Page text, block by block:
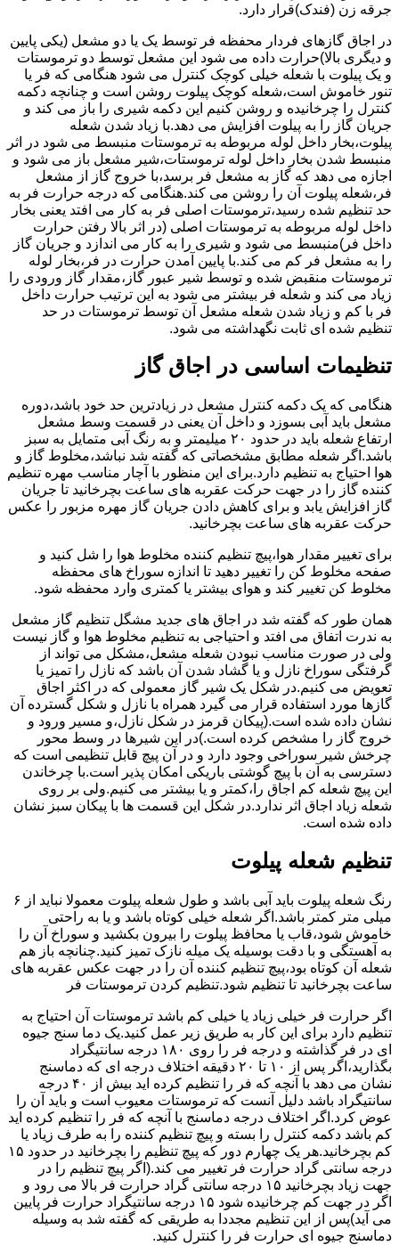
جرقه زن (فندک)قرار دارد.
در اجاق گازهای فردار محفظه فر توسط یک یا دو مشعل (یکی پایین
و دیگری بالا)حرارت داده می شود این مشعل توسط دو ترموستات
و یک پیلوت با شعله خیلی کوچک کنترل می شود هنگامی که فر یا
تنور خاموش است،شعله کوچک پیلوت روشن است و چنانچه دکمه
کنترل را چرخانیده و روشن کنیم این دکمه شیری را باز می کند و
جریان گاز را به پیلوت افزایش می دهد.با زیاد شدن شعله
پیلوت،بخار داخل لوله مربوطه به ترموستات منبسط می شود در اثر
منبسط شدن بخار داخل لوله ترموستات،شیر مشعل باز می شود و
اجازه می دهد که گاز به مشعل فر برسد،با خروج گاز از مشعل
فر،شعله پیلوت آن را روشن می کند.هنگامی که درجه حرارت فر به
حد تنظیم شده رسید،ترموستات اصلی فر به کار می افتد یعنی بخار
داخل لوله مربوطه به ترموستات اصلی (در اثر بالا رفتن حرارت
داخل فر)منبسط می شود و شیری را به کار می اندازد و جریان گاز
را به مشعل فر کم می کند.با پایین آمدن حرارت در فر،بخار لوله
ترموستات منقبض شده و توسط شیر عبور گاز،مقدار گاز ورودی را
زیاد می کند و شعله فر بیشتر می شود به این ترتیب حرارت داخل
فر با کم و زیاد شدن شعله مشعل آن توسط ترموستات در حد
تنظیم شده ای ثابت نگهداشته می شود.
تنظیمات اساسی در اجاق گاز
هنگامی که یک دکمه کنترل مشعل در زیادترین حد خود باشد،دوره
مشعل باید آبی بسوزد و داخل آن یعنی در قسمت وسط مشعل
ارتفاع شعله باید در حدود ۲۰ میلیمتر و به رنگ آبی متمایل به سبز
باشد.اگر شعله مطابق مشخصاتی که گفته شد نباشد،مخلوط گاز و
هوا احتیاج به تنظیم دارد.برای این منظور با آچار مناسب مهره تنظیم
کننده گاز را در جهت حرکت عقربه های ساعت بچرخانید تا جریان
گاز افزایش یابد و برای کاهش دادن جریان گاز مهره مزبور را عکس
حرکت عقربه های ساعت بچرخانید.
برای تغییر مقدار هوا،پیچ تنظیم کننده مخلوط هوا را شل کنید و
صفحه مخلوط کن را تغییر دهید تا اندازه سوراخ های محفظه
مخلوط کن تغییر کند و هوای بیشتر یا کمتری وارد محفظه شود.
همان طور که گفته شد در اجاق های جدید مشگل تنظیم گاز مشعل
به ندرت اتفاق می افتد و احتیاجی به تنظیم مخلوط هوا و گاز نیست
ولی در صورت مناسب نبودن شعله مشعل،مشکل می تواند از
گرفتگی سوراخ نازل و یا گشاد شدن آن باشد که نازل را تمیز یا
تعویض می کنیم.در شکل یک شیر گاز معمولی که در اکثر اجاق
گازها مورد استفاده قرار می گیرد همراه با نازل و شکل گسترده آن
نشان داده شده است.(پیکان قرمز در شکل نازل،و مسیر ورود و
خروج گاز را مشخص کرده است.)در این شیرها در وسط محور
چرخش شیر سوراخی وجود دارد و در آن پیچ قابل تنظیمی است که
دسترسی به آن با پیچ گوشتی باریکی امکان پذیر است.با چرخاندن
این پیچ شعله کم اجاق را،کمتر و یا بیشتر می کنیم.ولی بر روی
شعله زیاد اجاق اثر ندارد.در شکل این قسمت ها با پیکان سبز نشان
داده شده است.
تنظیم شعله پیلوت
رنگ شعله پیلوت باید آبی باشد و طول شعله پیلوت معمولا نباید از ۶
میلی متر کمتر باشد.اگر شعله خیلی کوتاه باشد و یا به راحتی
خاموش شود،قاب یا محافظ پیلوت را بیرون بکشید و سوراخ آن را
به آهستگی و با دقت بوسیله یک میله نازک تمیز کنید.چنانچه باز هم
شعله آن کوتاه بود،پیچ تنظیم کننده آن را در جهت عکس عقربه های
ساعت بچرخانید تا تنظیم شود.تنظیم کردن ترموستات فر
اگر حرارت فر خیلی زیاد یا خیلی کم باشد ترموستات آن احتیاج به
تنظیم دارد برای این کار به طریق زیر عمل کنید.یک دما سنج جیوه
ای در فر گذاشته و درجه فر را روی ۱۸۰ درجه سانتیگراد
بگذارید،اگر پس از ۱۰ تا ۲۰ دقیقه اختلاف درجه ای که دماسنج
نشان می دهد با آنچه که فر را تنظیم کرده اید بیش از ۴۰ درجه
سانتیگراد باشد دلیل آنست که ترموستات معیوب است و باید آن را
عوض کرد.اگر اختلاف درجه دماسنج با آنچه که فر را تنظیم کرده اید
کم باشد دکمه کنترل را بسته و پیچ تنظیم کننده را به طرف زیاد یا
کم بچرخانید.هر یک چهارم دور که پیچ تنظیم را بچرخانید در حدود ۱۵
درجه سانتی گراد حرارت فر تغییر می کند.(اگر پیچ تنظیم را در
جهت زیاد بچرخانید ۱۵ درجه سانتی گراد حرارت فر بالا می رود و
اگر در جهت کم چرخانیده شود ۱۵ درجه سانتیگراد حرارت فر پایین
می آید)پس از این تنظیم مجددا به طریقی که گفته شد به وسیله
دماسنج جیوه ای حرارت فر را کنترل کنید.